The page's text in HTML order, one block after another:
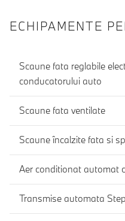
ECHIPAMENTE
Scaune fata reglabile
conducatorului auto
Scaune fata ventilate
Scaune încalzite fata si
Aer conditionat automat
Transmise automata